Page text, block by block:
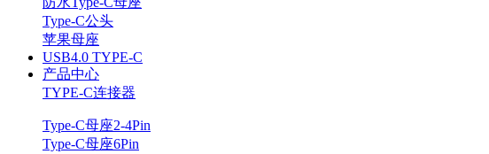
Type-C公头
苹果母座
USB4.0 TYPE-C
产品中心
TYPE-C连接器
Type-C母座2-4Pin
Type-C母座6Pin